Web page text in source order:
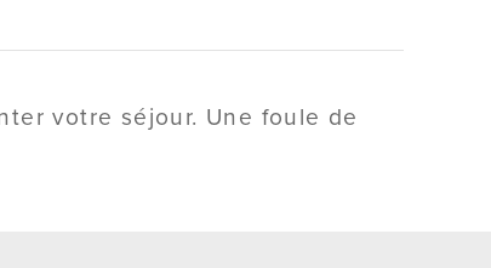
votre séjour. Une foule de